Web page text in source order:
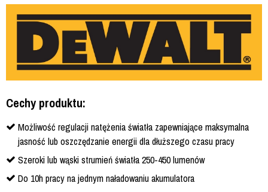
Cechy produktu:
Możliwość regulacji natężenia światła zapewniające maksymalna
jasność lub oszczędzanie energii dla dłuższego czasu pracy
Szeroki lub wąski strumień światła 250-450 lumenów
Do 10h pracy na jednym naładowaniu akumulatora